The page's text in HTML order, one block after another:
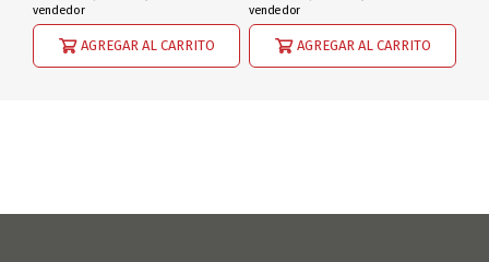
AGREGAR AL CARRITO
vendedor
AGREGAR AL CARRITO
vendedor